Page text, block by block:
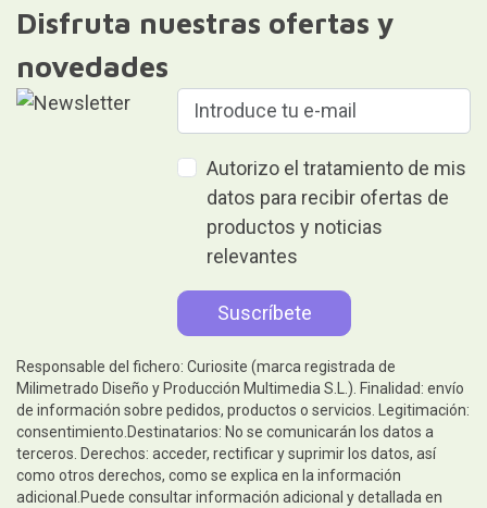
Disfruta nuestras ofertas y
novedades
Autorizo el tratamiento de mis
datos para recibir ofertas de
productos y noticias
relevantes
Responsable del fichero: Curiosite (marca registrada de
Milimetrado Diseño y Producción Multimedia S.L.). Finalidad: envío
de información sobre pedidos, productos o servicios. Legitimación:
consentimiento.Destinatarios: No se comunicarán los datos a
terceros. Derechos: acceder, rectificar y suprimir los datos, así
como otros derechos, como se explica en la información
adicional.Puede consultar información adicional y detallada en